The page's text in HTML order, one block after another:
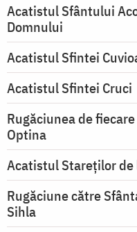
Acatistul Sfântului
Domnului
Acatistul Sfintei
Acatistul Sfintei Cruci
Rugăciunea de
Optina
Acatistul Stareţilor de
Rugăciune către
Sihla